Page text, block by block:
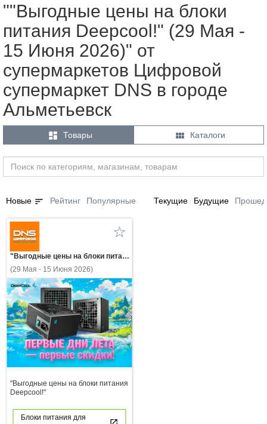
""Выгодные цены на блоки
питания Deepcool!" (29 Мая -
15 Июня 2026)" от
супермаркетов Цифровой
супермаркет DNS в городе
Альметьевск
 Товары  Каталоги
Новые sort Рейтинг Популярные Текущие Будущие
"Выгодные цены на блоки питания Deepcool!"
(29 Мая - 15 Июня 2026)
"Выгодные цены на блоки питания
Deepcool!"
Блоки питания для